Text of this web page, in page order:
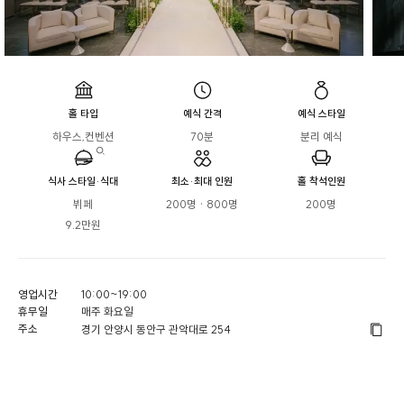
홀 타입
하우스,컨벤션
예식 간격
70분
예식 스타일
분리 예식
식사 스타일·식대
뷔페
9.2만원
최소·최대 인원
200명 · 800명
홀 착석인원
200명
영업시간
10:00~19:00
휴무일
매주 화요일
주소
경기 안양시 동안구 관악대로 254